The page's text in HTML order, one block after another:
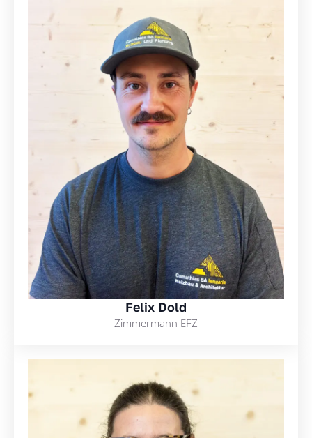
Felix Dold
Zimmermann EFZ